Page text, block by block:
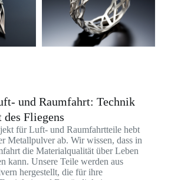
und Raumfahrt: Technik
Fliegens
für Luft- und Raumfahrtteile hebt
Metallpulver ab. Wir wissen, dass in
die Materialqualität über Leben
kann. Unsere Teile werden aus
hergestellt, die für ihre